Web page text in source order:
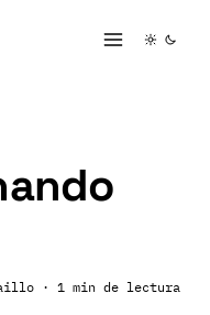
· 1 min de lectura